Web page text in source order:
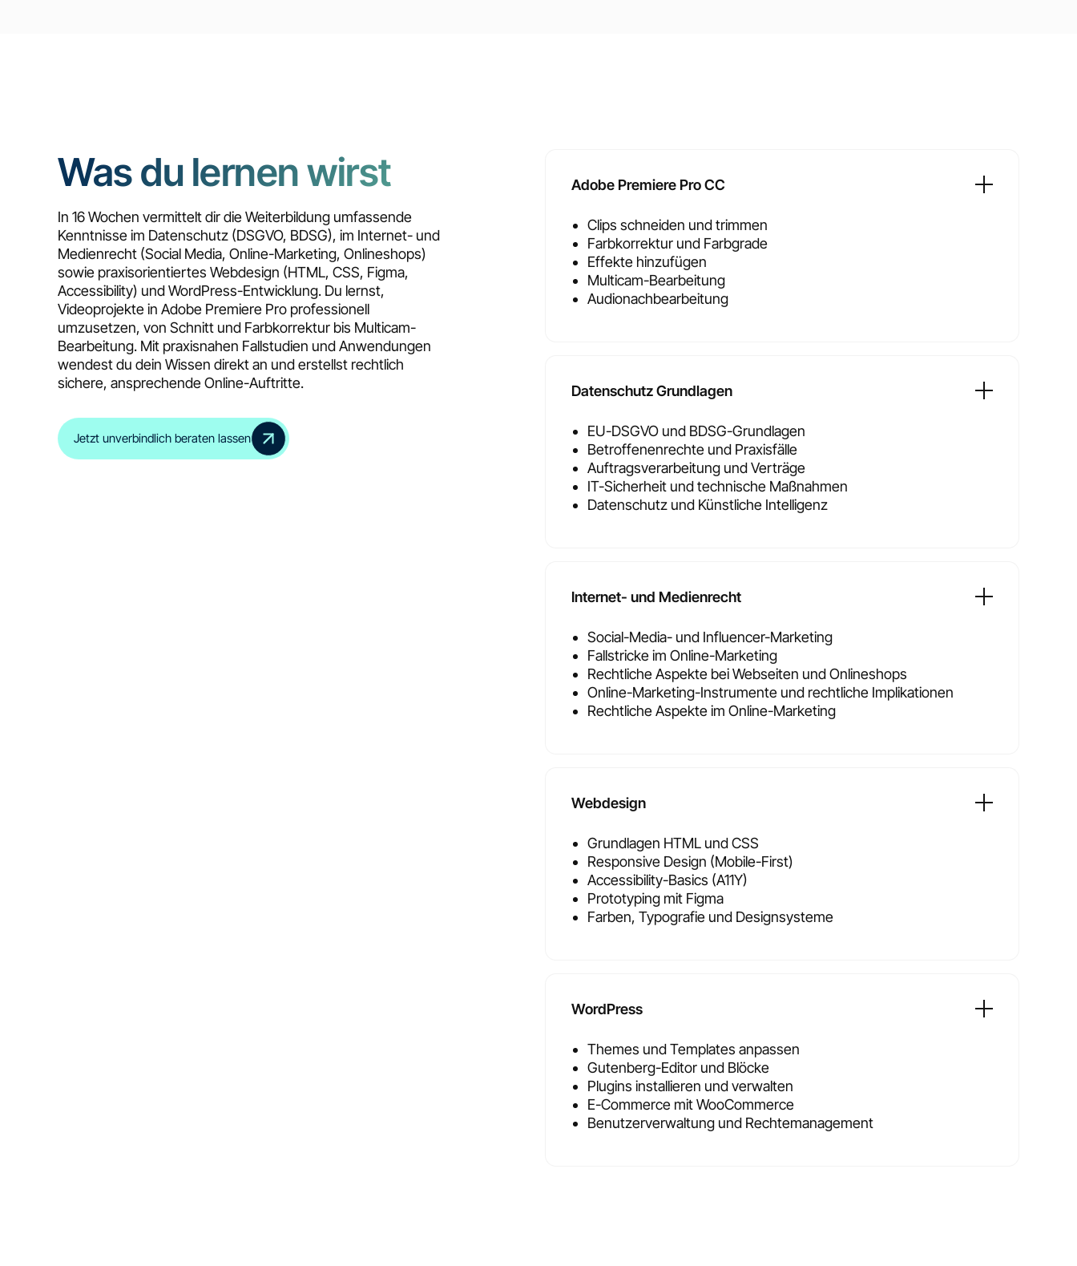
Was du lernen wirst
In 16 Wochen vermittelt dir die Weiterbildung umfassende
Kenntnisse im Datenschutz (DSGVO, BDSG), im Internet- und
Medienrecht (Social Media, Online-Marketing, Onlineshops)
sowie praxisorientiertes Webdesign (HTML, CSS, Figma,
Accessibility) und WordPress-Entwicklung. Du lernst,
Videoprojekte in Adobe Premiere Pro professionell
umzusetzen, von Schnitt und Farbkorrektur bis Multicam-
Bearbeitung. Mit praxisnahen Fallstudien und Anwendungen
wendest du dein Wissen direkt an und erstellst rechtlich
sichere, ansprechende Online-Auftritte.
Jetzt unverbindlich beraten lassen
Adobe Premiere Pro CC
Clips schneiden und trimmen
Farbkorrektur und Farbgrade
Effekte hinzufügen
Multicam-Bearbeitung
Audionachbearbeitung
Datenschutz Grundlagen
EU-DSGVO und BDSG-Grundlagen
Betroffenenrechte und Praxisfälle
Auftragsverarbeitung und Verträge
IT-Sicherheit und technische Maßnahmen
Datenschutz und Künstliche Intelligenz
Internet- und Medienrecht
Social-Media- und Influencer-Marketing
Fallstricke im Online-Marketing
Rechtliche Aspekte bei Webseiten und Onlineshops
Online-Marketing-Instrumente und rechtliche Implikationen
Rechtliche Aspekte im Online-Marketing
Webdesign
Grundlagen HTML und CSS
Responsive Design (Mobile-First)
Accessibility-Basics (A11Y)
Prototyping mit Figma
Farben, Typografie und Designsysteme
WordPress
Themes und Templates anpassen
Gutenberg-Editor und Blöcke
Plugins installieren und verwalten
E-Commerce mit WooCommerce
Benutzerverwaltung und Rechtemanagement